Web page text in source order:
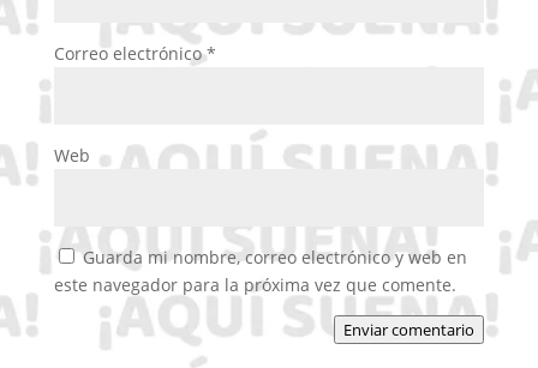
Correo electrónico*
Web
Guarda mi nombre, correo electrónico y web en
este navegador para la próxima vez que comente.
Enviar comentario